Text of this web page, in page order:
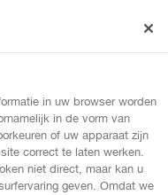
in uw browser worden
in de vorm van
of uw apparaat zijn
correct te laten werken.
niet direct, maar kan u
geven. Omdat we